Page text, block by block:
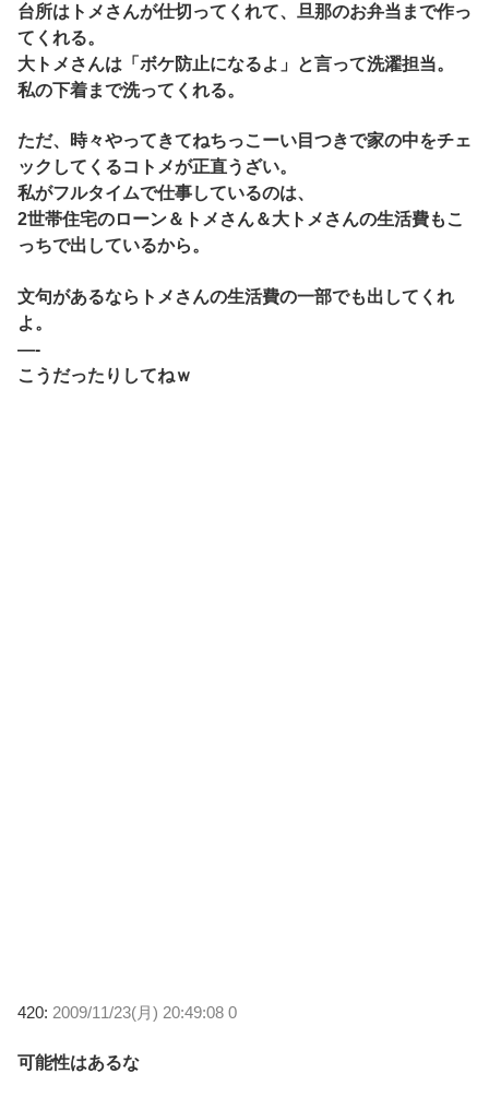
台所はトメさんが仕切ってくれて、旦那のお弁当まで作っ
てくれる。
大トメさんは「ボケ防止になるよ」と言って洗濯担当。
私の下着まで洗ってくれる。
ただ、時々やってきてねちっこーい目つきで家の中をチェ
ックしてくるコトメが正直うざい。
私がフルタイムで仕事しているのは、
2世帯住宅のローン＆トメさん＆大トメさんの生活費もこ
っちで出しているから。
文句があるならトメさんの生活費の一部でも出してくれ
よ。
—-
こうだったりしてねｗ
420: 2009/11/23(月) 20:49:08 0
可能性はあるな